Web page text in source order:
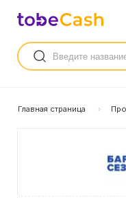
Главная страница